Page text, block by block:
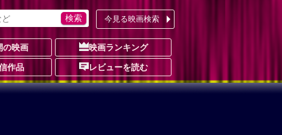
今見る映画検索
の映画 映画ランキング
作品 レビューを読む